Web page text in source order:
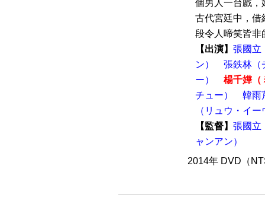
個男人一台戲，
古代宮廷中，借
段令人啼笑皆非
【出演】 張國立
ン）
張鉄林（
ー）
楊千嬅（
チュー）
韓雨
（リュウ・イ
【監督】 張國立
ャンアン）
2014年 DVD（